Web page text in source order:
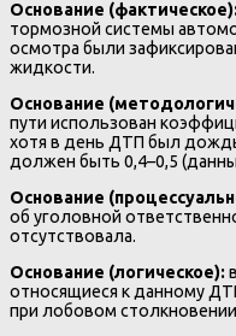
Основание
тормозной системы
осмотра были
жидкости.
Основание
пути использован
хотя в день ДТП был
должен быть 0,4–0,5
Основание
об уголовной
отсутствовала.
Основание (логическое):
относящиеся к данному
при лобовом